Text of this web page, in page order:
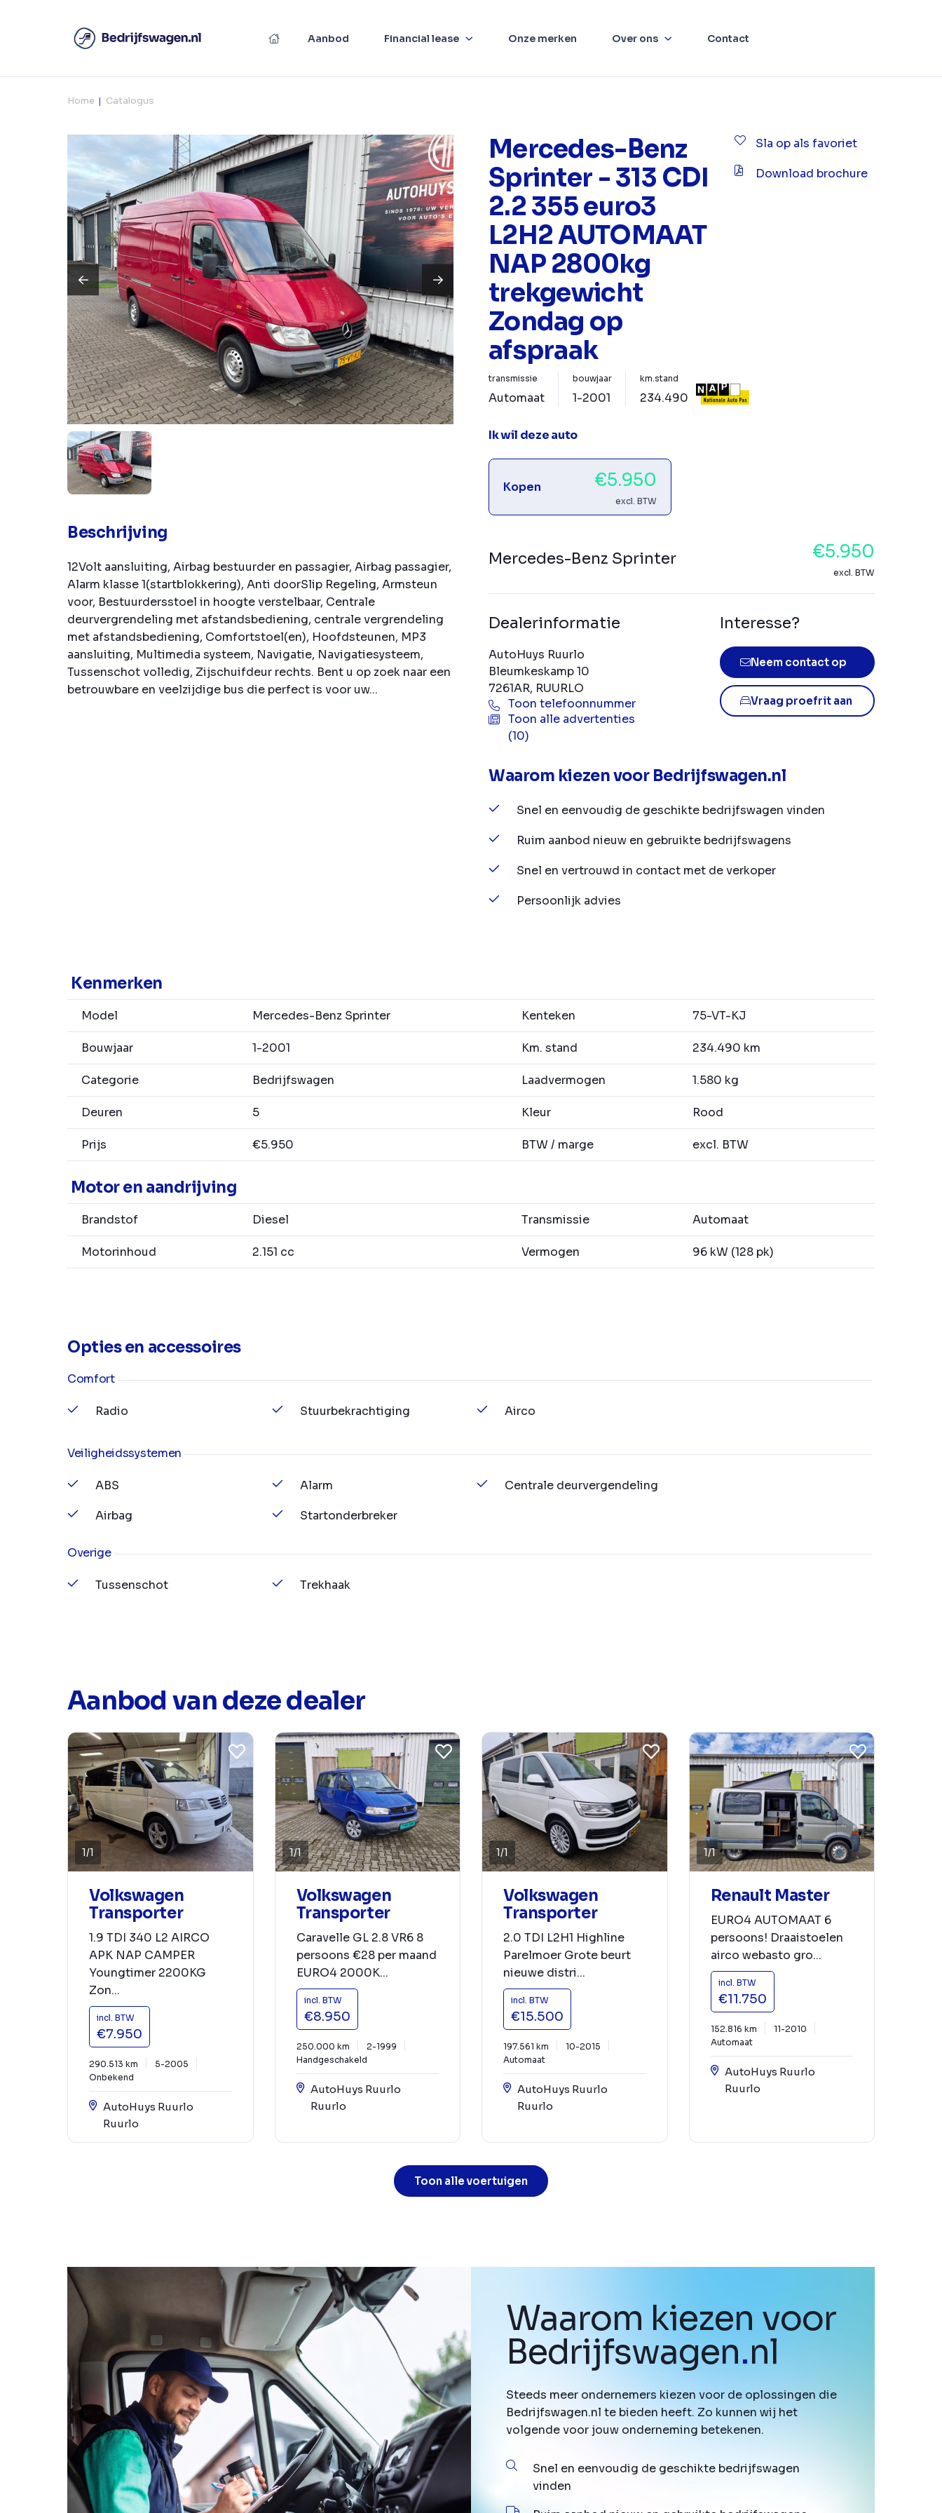
Aanbod Financial lease Onze merken Over ons Contact
Home Catalogus
Beschrijving
12Volt aansluiting, Airbag bestuurder en passagier, Airbag passagier,
Alarm klasse 1(startblokkering), Anti doorSlip Regeling, Armsteun
voor, Bestuurdersstoel in hoogte verstelbaar, Centrale
deurvergrendeling met afstandsbediening, centrale vergrendeling
met afstandsbediening, Comfortstoel(en), Hoofdsteunen, MP3
aansluiting, Multimedia systeem, Navigatie, Navigatiesysteem,
Tussenschot volledig, Zijschuifdeur rechts. Bent u op zoek naar een
betrouwbare en veelzijdige bus die perfect is voor uw...
Mercedes-Benz
Sprinter - 313 CDI
2.2 355 euro3
L2H2 AUTOMAAT
NAP 2800kg
trekgewicht
Zondag op
afspraak
Sla op als favoriet
Download brochure
transmissie
Automaat
bouwjaar
1-2001
km.stand
234.490
Ik wil deze auto
Kopen €5.950
excl. BTW
Mercedes-Benz Sprinter €5.950
excl. BTW
Dealerinformatie
AutoHuys Ruurlo
Bleumkeskamp 10
7261AR, RUURLO
Toon telefoonnummer
Toon alle advertenties
(10)
Interesse?
Neem contact op
Vraag proefrit aan
Waarom kiezen voor Bedrijfswagen.nl
Snel en eenvoudig de geschikte bedrijfswagen vinden
Ruim aanbod nieuw en gebruikte bedrijfswagens
Snel en vertrouwd in contact met de verkoper
Persoonlijk advies
Kenmerken
Model Mercedes-Benz Sprinter Kenteken 75-VT-KJ
Bouwjaar 1-2001 Km. stand 234.490 km
Categorie Bedrijfswagen Laadvermogen 1.580 kg
Deuren 5 Kleur Rood
Prijs €5.950 BTW / marge excl. BTW
Motor en aandrijving
Brandstof Diesel Transmissie Automaat
Motorinhoud 2.151 cc Vermogen 96 kW (128 pk)
Opties en accessoires
Comfort
Radio Stuurbekrachtiging Airco
Veiligheidssystemen
ABS
Airbag
Alarm
Startonderbreker
Centrale deurvergendeling
Overige
Tussenschot Trekhaak
Aanbod van deze dealer
1/1
Volkswagen
Transporter
1.9 TDI 340 L2 AIRCO
APK NAP CAMPER
Youngtimer 2200KG
Zon...
incl. BTW
€7.950
290.513 km
5-2005
Onbekend
AutoHuys Ruurlo
Ruurlo
1/1
Volkswagen
Transporter
Caravelle GL 2.8 VR6 8
persoons €28 per maand
EURO4 2000K...
incl. BTW
€8.950
250.000 km
2-1999
Handgeschakeld
AutoHuys Ruurlo
Ruurlo
1/1
Volkswagen
Transporter
2.0 TDI L2H1 Highline
Parelmoer Grote beurt
nieuwe distri...
incl. BTW
€15.500
197.561 km
10-2015
Automaat
AutoHuys Ruurlo
Ruurlo
1/1
Renault Master
EURO4 AUTOMAAT 6
persoons! Draaistoelen
airco webasto gro...
incl. BTW
€11.750
152.816 km
11-2010
Automaat
AutoHuys Ruurlo
Ruurlo
Toon alle voertuigen
Waarom kiezen voor
Bedrijfswagen.nl
Steeds meer ondernemers kiezen voor de oplossingen die
Bedrijfswagen.nl te bieden heeft. Zo kunnen wij het
volgende voor jouw onderneming betekenen.
Snel en eenvoudig de geschikte bedrijfswagen
vinden